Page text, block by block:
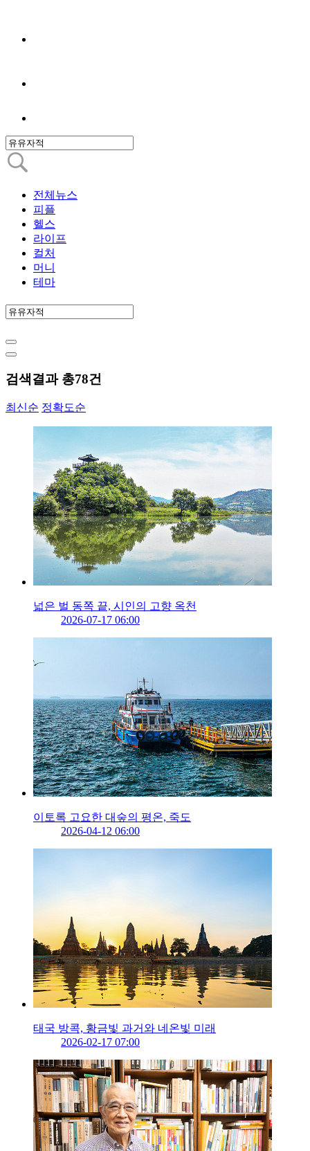
전체뉴스
피플
헬스
라이프
컬처
머니
테마
검색결과 총78건
최신순 정확도순
넓은 벌 동쪽 끝, 시인의 고향 옥천
2026-07-17 06:00
이토록 고요한 대숲의 평온, 죽도
2026-04-12 06:00
태국 방콕, 황금빛 과거와 네온빛 미래
2026-02-17 07:00